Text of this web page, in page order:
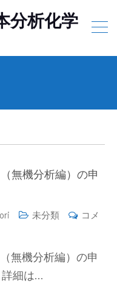
分析化学
無機分析編）の申
未分類
コメ
無機分析編）の申
詳細は…